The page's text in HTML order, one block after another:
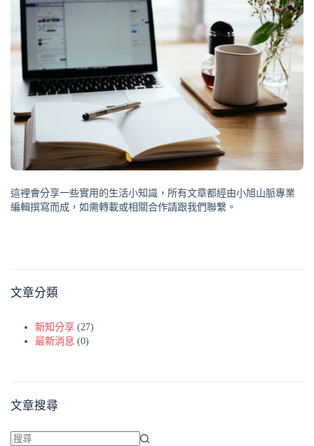
這裡會分享一些實用的生活小知識，所有文章都經由小旭山脈專業
編輯撰寫而成，如需轉載或相關合作請跟我們聯繫。
文章分類
新知分享 (27)
最新消息 (0)
文章搜尋